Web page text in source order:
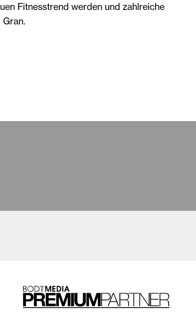
Fitnesstrend werden und zahlreiche